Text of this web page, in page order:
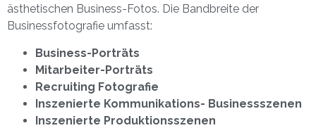
ästhetischen Business-Fotos. Die Bandbreite der
Businessfotografie umfasst:
Business-Porträts
Mitarbeiter-Porträts
Recruiting Fotografie
Inszenierte Kommunikations- Businessszenen
Inszenierte Produktionsszenen